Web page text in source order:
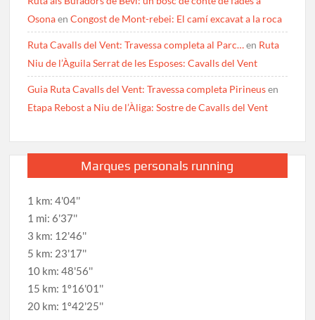
OsonaenCongost de Mont-rebei: El camí excavat a la roca
Ruta Cavalls del Vent: Travessa completa al Parc…en Ruta
Niu de l’Àguila Serrat de les Esposes: Cavalls del Vent
Guia Ruta Cavalls del Vent: Travessa completa Pirineusen
Etapa Rebost a Niu de l’Àliga: Sostre de Cavalls del Vent
Marques personals running
1 km: 4'04''
1 mi: 6'37''
3 km: 12'46''
5 km: 23'17''
10 km: 48'56''
15 km: 1º16'01''
20 km: 1º42'25''